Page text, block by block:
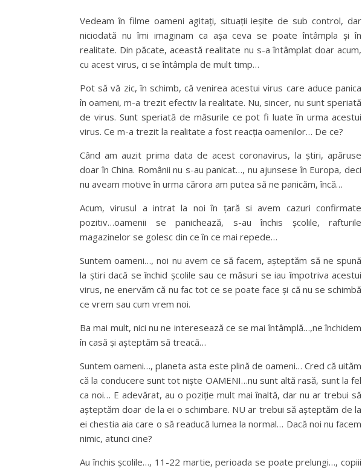
Vedeam în filme oameni agitați, situații ieșite de sub control, dar
niciodată nu îmi imaginam ca așa ceva se poate întâmpla și în
realitate. Din păcate, această realitate nu s-a întâmplat doar acum,
cu acest virus, ci se întâmpla de mult timp…
Pot să vă zic, în schimb, că venirea acestui virus care aduce panica
în oameni, m-a trezit efectiv la realitate. Nu, sincer, nu sunt speriată
de virus. Sunt speriată de măsurile ce pot fi luate în urma acestui
virus. Ce m-a trezit la realitate a fost reacția oamenilor… De ce?
Când am auzit prima data de acest coronavirus, la știri, apăruse
doar în China. Românii nu s-au panicat…, nu ajunsese în Europa, deci
nu aveam motive în urma cărora am putea să ne panicăm, încă…
Acum, virusul a intrat la noi în țară si avem cazuri confirmate
pozitiv…oamenii se panichează, s-au închis școlile, rafturile
magazinelor se golesc din ce în ce mai repede…
Suntem oameni…, noi nu avem ce să facem, așteptăm să ne spună
la știri dacă se închid școlile sau ce măsuri se iau împotriva acestui
virus, ne enervăm că nu fac tot ce se poate face și că nu se schimbă
ce vrem sau cum vrem noi.
Ba mai mult, nici nu ne interesează ce se mai întâmplă…,ne închidem
în casă și așteptăm să treacă…
Suntem oameni…, planeta asta este plină de oameni… Cred că uităm
că la conducere sunt tot niște OAMENI…nu sunt altă rasă, sunt la fel
ca noi… E adevărat, au o poziție mult mai înaltă, dar nu ar trebui să
așteptăm doar de la ei o schimbare. NU ar trebui să așteptăm de la
ei chestia aia care o să readucă lumea la normal… Dacă noi nu facem
nimic, atunci cine?
Au închis școlile…, 11-22 martie, perioada se poate prelungi…, copiii